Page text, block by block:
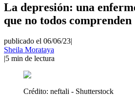
La depresión: una
que no todos comprenden
publicado el 06/06/23|
Sheila Morataya
|5 min de lectura
Crédito: neftali - Shutterstock